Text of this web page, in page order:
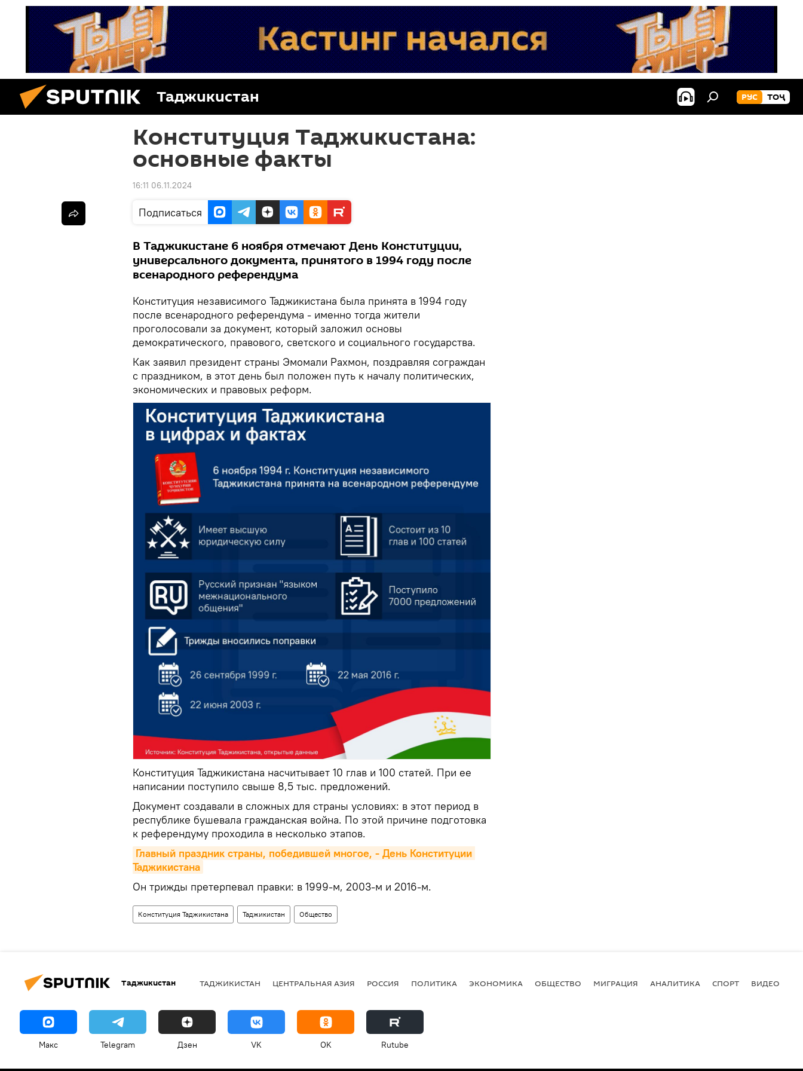
Таджикистан РУС ТОҶ
Конституция Таджикистана:
основные факты
16:11 06.11.2024
Подписаться
В Таджикистане 6 ноября отмечают День Конституции,
универсального документа, принятого в 1994 году после
всенародного референдума
Конституция независимого Таджикистана была принята в 1994 году
после всенародного референдума - именно тогда жители
проголосовали за документ, который заложил основы
демократического, правового, светского и социального государства.
Как заявил президент страны Эмомали Рахмон, поздравляя сограждан
с праздником, в этот день был положен путь к началу политических,
экономических и правовых реформ.
Конституция Таджикистана насчитывает 10 глав и 100 статей. При ее
написании поступило свыше 8,5 тыс. предложений.
Документ создавали в сложных для страны условиях: в этот период в
республике бушевала гражданская война. По этой причине подготовка
к референдуму проходила в несколько этапов.
Главный праздник страны, победившей многое, - День Конституции
Таджикистана
Он трижды претерпевал правки: в 1999-м, 2003-м и 2016-м.
Конституция Таджикистана Таджикистан Общество
Таджикистан ТАДЖИКИСТАН ЦЕНТРАЛЬНАЯ АЗИЯ РОССИЯ ПОЛИТИКА ЭКОНОМИКА ОБЩЕСТВО МИГРАЦИЯ АНАЛИТИКА СПОРТ ВИДЕО
Макс Telegram Дзен VK OK Rutube